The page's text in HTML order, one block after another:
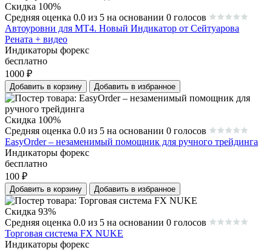
Скидка 100%
Средняя оценка 0.0 из 5 на основании 0 голосов
Автоуровни для МТ4. Новый Индикатор от Сейтуарова
Рената + видео
Индикаторы форекс
бесплатно
1000 ₽
Добавить в корзину Добавить в избранное
Скидка 100%
Средняя оценка 0.0 из 5 на основании 0 голосов
EasyOrder – незаменимый помощник для ручного трейдинга
Индикаторы форекс
бесплатно
100 ₽
Добавить в корзину Добавить в избранное
Скидка 93%
Средняя оценка 0.0 из 5 на основании 0 голосов
Торговая система FX NUKE
Индикаторы форекс